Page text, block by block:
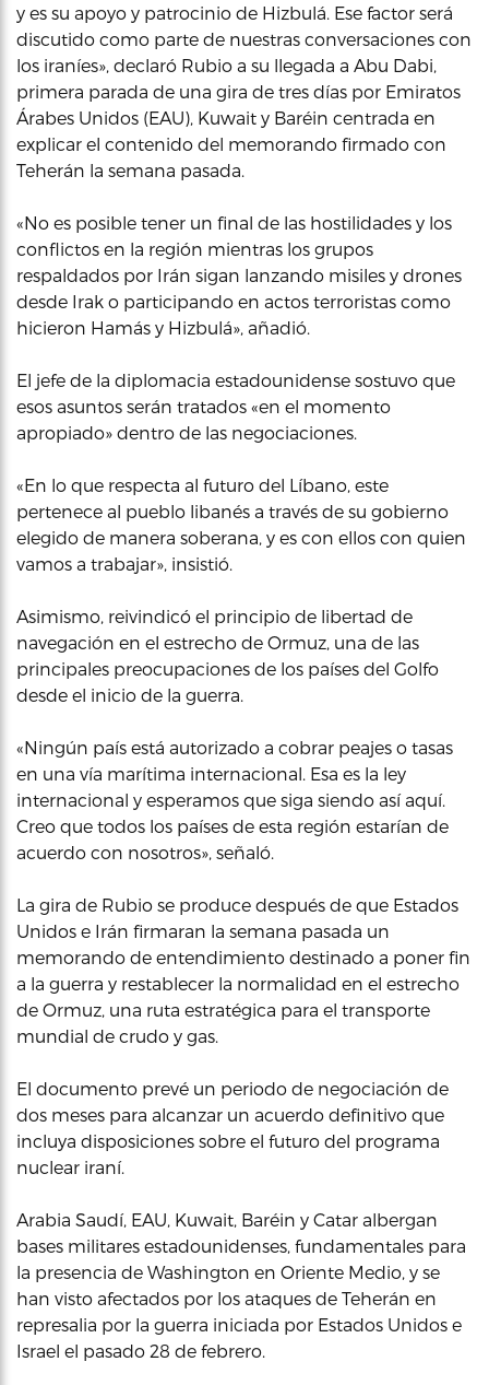
y es su apoyo y patrocinio de Hizbulá. Ese factor será
discutido como parte de nuestras conversaciones con
los iraníes», declaró Rubio a su llegada a Abu Dabi,
primera parada de una gira de tres días por Emiratos
Árabes Unidos (EAU), Kuwait y Baréin centrada en
explicar el contenido del memorando firmado con
Teherán la semana pasada.
«No es posible tener un final de las hostilidades y los
conflictos en la región mientras los grupos
respaldados por Irán sigan lanzando misiles y drones
desde Irak o participando en actos terroristas como
hicieron Hamás y Hizbulá», añadió.
El jefe de la diplomacia estadounidense sostuvo que
esos asuntos serán tratados «en el momento
apropiado» dentro de las negociaciones.
«En lo que respecta al futuro del Líbano, este
pertenece al pueblo libanés a través de su gobierno
elegido de manera soberana, y es con ellos con quien
vamos a trabajar», insistió.
Asimismo, reivindicó el principio de libertad de
navegación en el estrecho de Ormuz, una de las
principales preocupaciones de los países del Golfo
desde el inicio de la guerra.
«Ningún país está autorizado a cobrar peajes o tasas
en una vía marítima internacional. Esa es la ley
internacional y esperamos que siga siendo así aquí.
Creo que todos los países de esta región estarían de
acuerdo con nosotros», señaló.
La gira de Rubio se produce después de que Estados
Unidos e Irán firmaran la semana pasada un
memorando de entendimiento destinado a poner fin
a la guerra y restablecer la normalidad en el estrecho
de Ormuz, una ruta estratégica para el transporte
mundial de crudo y gas.
El documento prevé un periodo de negociación de
dos meses para alcanzar un acuerdo definitivo que
incluya disposiciones sobre el futuro del programa
nuclear iraní.
Arabia Saudí, EAU, Kuwait, Baréin y Catar albergan
bases militares estadounidenses, fundamentales para
la presencia de Washington en Oriente Medio, y se
han visto afectados por los ataques de Teherán en
represalia por la guerra iniciada por Estados Unidos e
Israel el pasado 28 de febrero.